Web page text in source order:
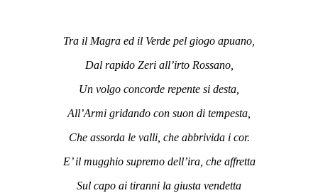
Tra il Magra ed il Verde pel giogo apuano,
Dal rapido Zeri all’irto Rossano,
Un volgo concorde repente si desta,
All’Armi gridando con suon di tempesta,
Che assorda le valli, che abbrivida i cor.
E’ il mugghio supremo dell’ira, che affretta
Sul capo ai tiranni la giusta vendetta